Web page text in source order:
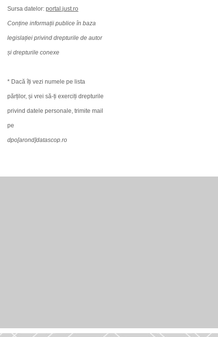
Sursa datelor: portal.just.ro
Conține informații publice în baza
legislației privind drepturile de autor
și drepturile conexe
* Dacă îți vezi numele pe lista
părților, și vrei să-ți exerciți drepturile
privind datele personale, trimite mail
pe
dpo[arond]datascop.ro